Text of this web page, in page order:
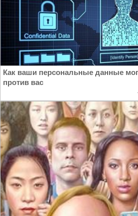
Как ваши персональные данные
против вас